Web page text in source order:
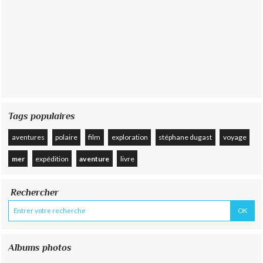
Tags populaires
aventures polaire film exploration stéphane dugast voyage
mer expédition aventure livre
Rechercher
Albums photos